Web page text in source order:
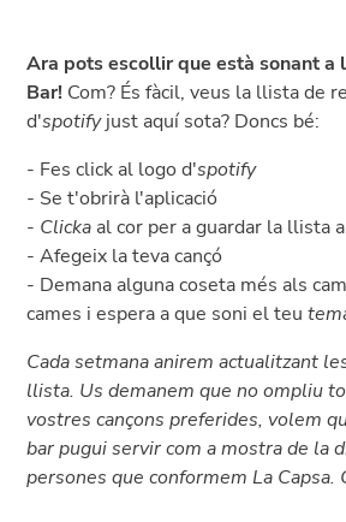
Ara pots escollir que està sonant a
Bar! Com? És fàcil, veus la llista de
d'spotifyjust aquí sota? Doncs bé:
- Fes click al logo d'spotify
- Se t'obrirà l'aplicació
- Clicka al cor per a guardar la llista
- Afegeix la teva cançó
- Demana alguna coseta més als
cames i espera a que soni el teu
Cada setmana anirem actualitzant
llista. Us demanem que no ompliu
vostres cançons preferides, volem
bar pugui servir com a mostra de la
persones que conformem La Capsa.